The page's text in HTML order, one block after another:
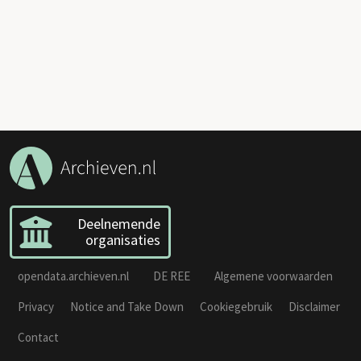
Deelnemende
organisaties
opendata.archieven.nl DE REE
Algemene voorwaarden
Privacy
Notice and Take Down Cookiegebruik
Disclaimer
Contact